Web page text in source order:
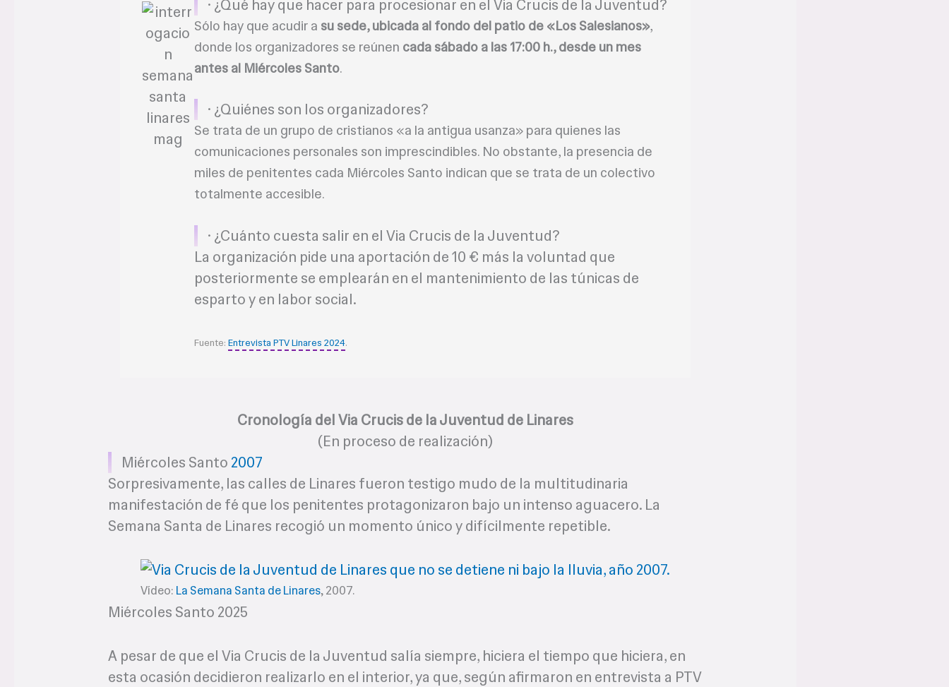
· ¿Qué hay que hacer para procesionar en el Via Crucis de la Juventud?
Sólo hay que acudir a su sede, ubicada al fondo del patio de «Los Salesianos»,
donde los organizadores se reúnen cada sábado a las 17:00 h., desde un mes
antes al Miércoles Santo.
· ¿Quiénes son los organizadores?
Se trata de un grupo de cristianos «a la antigua usanza» para quienes las
comunicaciones personales son imprescindibles. No obstante, la presencia de
miles de penitentes cada Miércoles Santo indican que se trata de un colectivo
totalmente accesible.
· ¿Cuánto cuesta salir en el Via Crucis de la Juventud?
La organización pide una aportación de 10 € más la voluntad que
posteriormente se emplearán en el mantenimiento de las túnicas de
esparto y en labor social.
Fuente: Entrevista PTV Linares 2024.
Cronología del Via Crucis de la Juventud de Linares
(En proceso de realización)
Miércoles Santo 2007
Sorpresivamente, las calles de Linares fueron testigo mudo de la multitudinaria
manifestación de fé que los penitentes protagonizaron bajo un intenso aguacero. La
Semana Santa de Linares recogió un momento único y difícilmente repetible.
Vídeo: La Semana Santa de Linares, 2007.
Miércoles Santo 2025
A pesar de que el Via Crucis de la Juventud salía siempre, hiciera el tiempo que hiciera, en
esta ocasión decidieron realizarlo en el interior, ya que, según afirmaron en entrevista a PTV